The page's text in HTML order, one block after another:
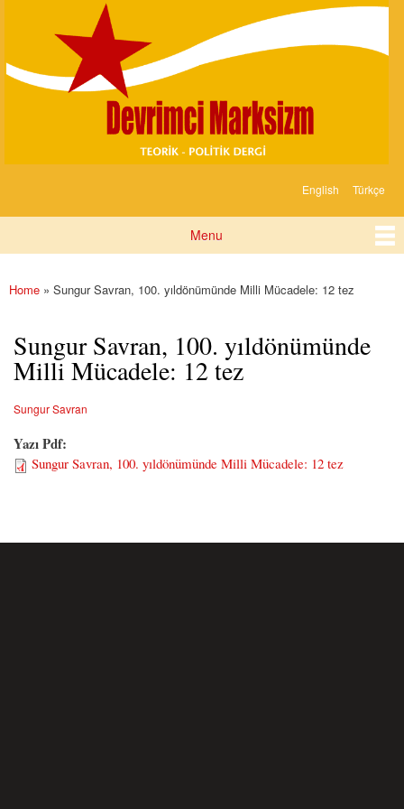
content
Marksizm
English Türkçe
Menu
You are here
Home » Sungur Savran, 100. yıldönümünde Milli Mücadele: 12 tez
Sungur Savran, 100. yıldönümünde
Milli Mücadele: 12 tez
Sungur Savran
Yazı Pdf:
Sungur Savran, 100. yıldönümünde Milli Mücadele: 12 tez